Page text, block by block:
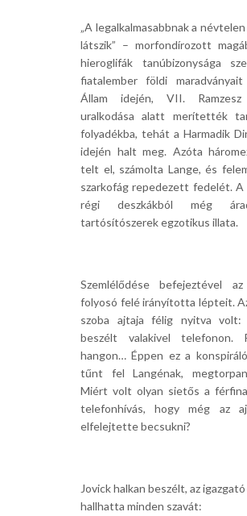
„A legalkalmasabbnak a névtelen
látszik” – morfondírozott
hieroglifák tanúbizonysága
fiatalember földi
Állam idején, VII. Ramzesz
uralkodása alatt merítették
folyadékba, tehát a Harmadik
idején halt meg. Azóta
telt el, számolta Lange, és
szarkofág repedezett fedelét. A
régi deszkákból még
tartósítószerek egzotikus illata.
Szemlélődése befejeztével
folyosó felé irányította lépteit.
szoba ajtaja félig nyitva volt:
beszélt valakivel telefonon.
hangon… Éppen ez a
tűnt fel Langénak,
Miért volt olyan sietős a
telefonhívás, hogy még az
elfelejtette becsukni?
Jovick halkan beszélt, az
hallhatta minden szavát: